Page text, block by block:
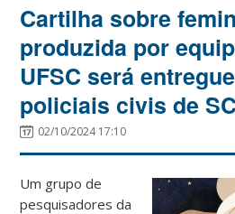
Cartilha sobre
produzida por
UFSC será
policiais civis de SC
02/10/2024 17:10
Um grupo de
pesquisadores da